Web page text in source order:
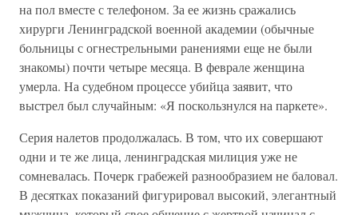
на пол вместе с телефоном. За ее жизнь сражались
хирурги Ленинградской военной академии (обычные
больницы с огнестрельными ранениями еще не были
знакомы) почти четыре месяца. В феврале женщина
умерла. На судебном процессе убийца заявит, что
выстрел был случайным: «Я поскользнулся на паркете».
Серия налетов продолжалась. В том, что их совершают
одни и те же лица, ленинградская милиция уже не
сомневалась. Почерк грабежей разнообразием не баловал.
В десятках показаний фигурировал высокий, элегантный